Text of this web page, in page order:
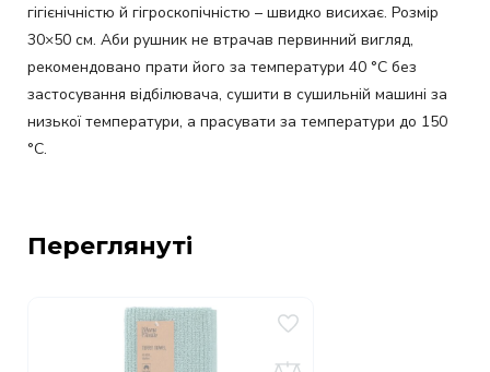
гігієнічністю й гігроскопічністю – швидко висихає. Розмір
30×50 см. Аби рушник не втрачав первинний вигляд,
рекомендовано прати його за температури 40 °С без
застосування відбілювача, сушити в сушильній машині за
низької температури, а прасувати за температури до 150
°С.
Переглянуті